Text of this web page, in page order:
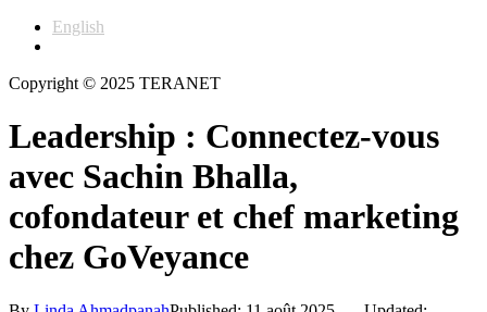
English
Copyright © 2025 TERANET
Leadership : Connectez-vous
avec Sachin Bhalla,
cofondateur et chef marketing
chez GoVeyance